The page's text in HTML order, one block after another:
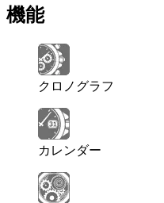
機能
クロノグラフ
カレンダー